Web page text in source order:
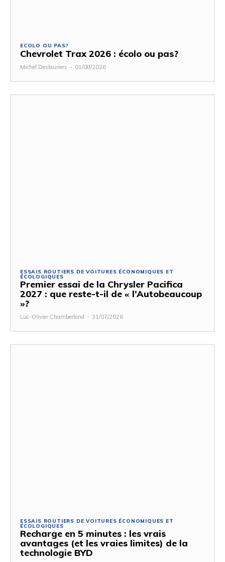
ECOLO OU PAS?
Chevrolet Trax 2026 : écolo ou pas?
Michel Deslauriers - 01/08/2026
ESSAIS ROUTIERS DE VOITURES ÉCONOMIQUES ET
ÉCOLOGIQUES
Premier essai de la Chrysler Pacifica
2027 : que reste-t-il de « l’Autobeaucoup
»?
Luc-Olivier Chamberland - 31/07/2026
ESSAIS ROUTIERS DE VOITURES ÉCONOMIQUES ET
ÉCOLOGIQUES
Recharge en 5 minutes : les vrais
avantages (et les vraies limites) de la
technologie BYD